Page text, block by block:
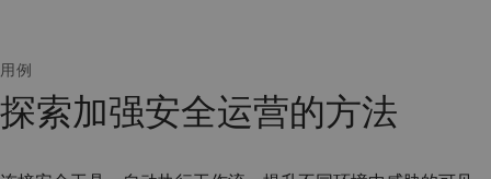
用例
探索加强安全运营的方法